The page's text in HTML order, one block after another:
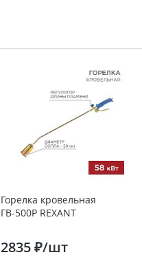
Горелка кровельная
ГВ-500Р REXANT
2835 ₽/шт